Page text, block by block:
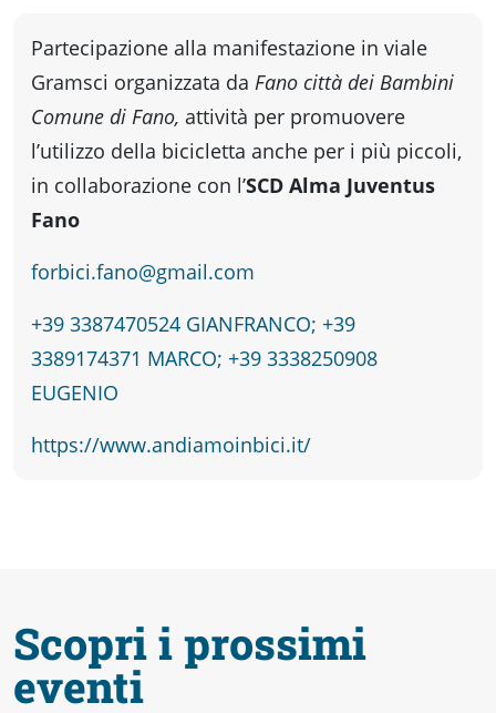
da
fare
Percorsi
storici
Enogastronomia
Informazioni
Accessibili
Partecipazione alla manifestazione in viale
Gramsci organizzata da Fano città dei Bambini
Comune di Fano, attività per promuovere
l’utilizzo della bicicletta anche per i più piccoli,
in collaborazione con l’SCD Alma Juventus
Fano
forbici.fano@gmail.com
+39 3387470524 GIANFRANCO; +39
3389174371 MARCO; +39 3338250908
EUGENIO
https://www.andiamoinbici.it/
Scopri i prossimi
eventi